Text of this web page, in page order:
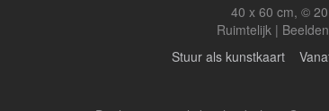
40 x 60 cm, ©
Ruimtelijk |
Stuur als kunstkaart